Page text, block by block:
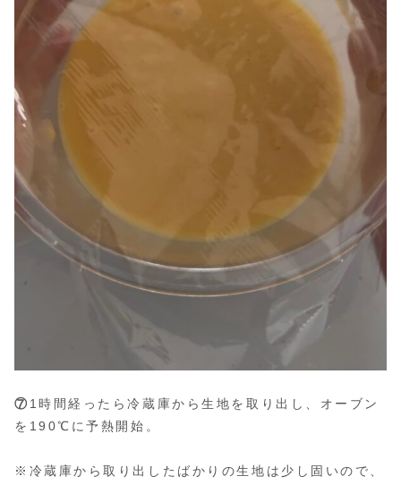
⑦ 1時間経ったら冷蔵庫から生地を取り出し、オーブン
を190℃に予熱開始。
※冷蔵庫から取り出したばかりの生地は少し固いので、